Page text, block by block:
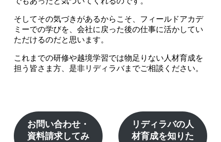
そしてその気づきがあるからこそ、フィールドアカデ
ミーでの学びを、会社に戻った後の仕事に活かしてい
ただけるのだと思います。
これまでの研修や越境学習では物足りない人材育成を
担う皆さま方、是非リディラバまでご相談ください。
お問い合わせ・
資料請求してみ
リディラバの人
材育成を知りた